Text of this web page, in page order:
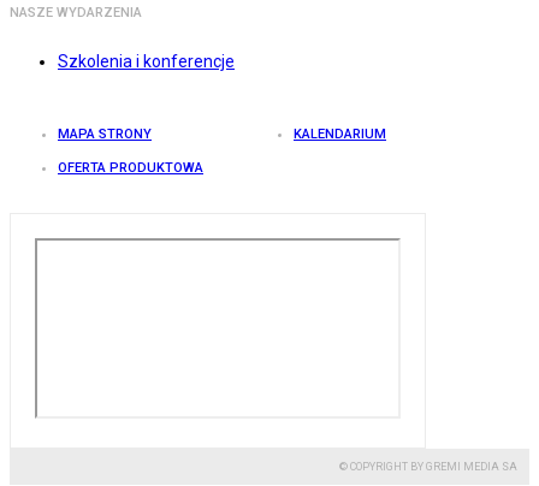
NASZE WYDARZENIA
Szkolenia i konferencje
MAPA STRONY KALENDARIUM
OFERTA PRODUKTOWA
© COPYRIGHT BY GREMI MEDIA SA